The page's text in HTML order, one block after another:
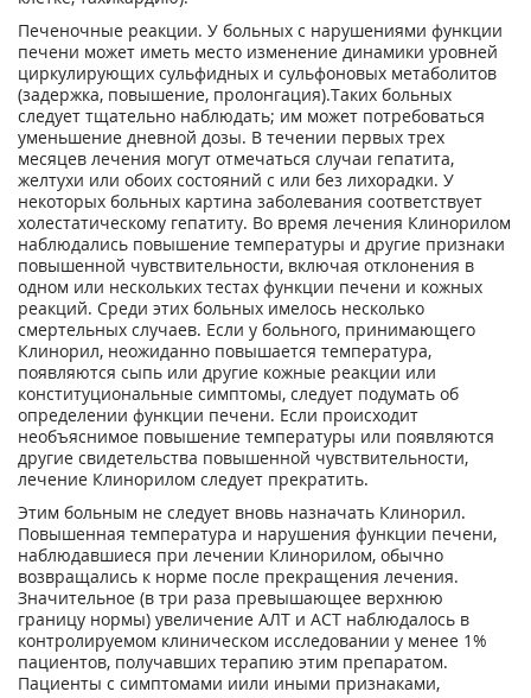
Печеночные реакции. У больных с нарушениями функции
печени может иметь место изменение динамики уровней
циркулирующих сульфидных и сульфоновых метаболитов
(задержка, повышение, пролонгация).Таких больных
следует тщательно наблюдать; им может потребоваться
уменьшение дневной дозы. В течении первых трех
месяцев лечения могут отмечаться случаи гепатита,
желтухи или обоих состояний с или без лихорадки. У
некоторых больных картина заболевания соответствует
холестатическому гепатиту. Во время лечения Клинорилом
наблюдались повышение температуры и другие признаки
повышенной чувствительности, включая отклонения в
одном или нескольких тестах функции печени и кожных
реакций. Среди этих больных имелось несколько
смертельных случаев. Если у больного, принимающего
Клинорил, неожиданно повышается температура,
появляются сыпь или другие кожные реакции или
конституциональные симптомы, следует подумать об
определении функции печени. Если происходит
необъяснимое повышение температуры или появляются
другие свидетельства повышенной чувствительности,
лечение Клинорилом следует прекратить.
Этим больным не следует вновь назначать Клинорил.
Повышенная температура и нарушения функции печени,
наблюдавшиеся при лечении Клинорилом, обычно
возвращались к норме после прекращения лечения.
Значительное (в три раза превышающее верхнюю
границу нормы) увеличение АЛТ и АСТ наблюдалось в
контролируемом клиническом исследовании у менее 1%
пациентов, получавших терапию этим препаратом.
Пациенты с симптомами иили иными признаками,